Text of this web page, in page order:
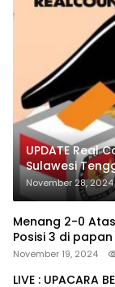
UPDATE Real
Sulawesi
November 28, 2024
Menang 2-0
Posisi 3 di
November 19, 2024
LIVE : UPACARA